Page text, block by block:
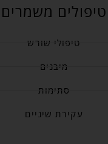
טיפולים משמרים
טיפולי שורש
מיבנים
סתימות
עקירת שיניים